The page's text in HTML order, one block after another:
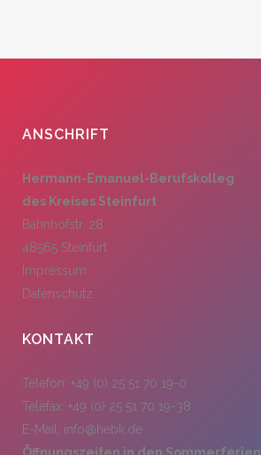
ANSCHRIFT
Hermann-Emanuel-Berufskolleg
des Kreises Steinfurt
Bahnhofstr. 28
48565 Steinfurt
Impressum
Datenschutz
KONTAKT
Telefon: +49 (0) 25 51 70 19-0
Telefax: +49 (0) 25 51 70 19-38
E-Mail: info@hebk.de